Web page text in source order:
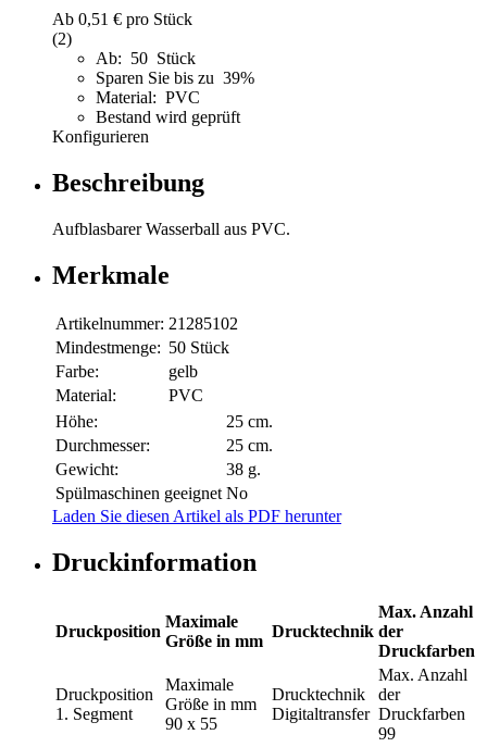
Ab 0,51 € pro Stück
(2)
Ab: 50 Stück
Sparen Sie bis zu 39%
Material: PVC
Bestand wird geprüft
Konfigurieren
Beschreibung
Aufblasbarer Wasserball aus PVC.
Merkmale
Artikelnummer: 21285102
Mindestmenge: 50 Stück
Farbe:
gelb
Material:
PVC
Höhe:
25 cm.
Durchmesser:
25 cm.
Gewicht:
38 g.
Spülmaschinen geeignet No
Laden Sie diesen Artikel als PDF herunter
Druckinformation
Druckposition
Maximale
Größe in mm
Drucktechnik
Max. Anzahl
der
Druckfarben
Druckposition
1. Segment
Maximale
Größe in mm
90 x 55
Drucktechnik
Digitaltransfer
Max. Anzahl
der
Druckfarben
99